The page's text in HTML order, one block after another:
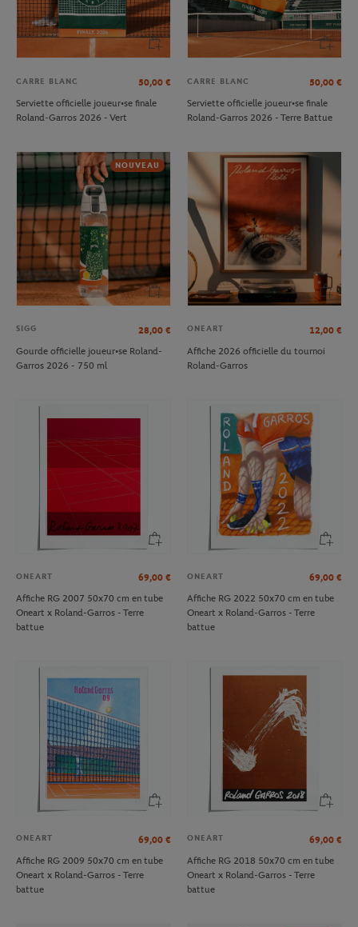
CARRE BLANC 50,00 €
Serviette officielle joueur•se finale
Roland-Garros 2026 - Vert
CARRE BLANC 50,00 €
Serviette officielle joueur•se finale
Roland-Garros 2026 - Terre Battue
NOUVEAU
SIGG 28,00 €
Gourde officielle joueur•se Roland-
Garros 2026 - 750 ml
ONEART 12,00 €
Affiche 2026 officielle du tournoi
Roland-Garros
ONEART 69,00 €
Affiche RG 2007 50x70 cm en tube
Oneart x Roland-Garros - Terre
battue
ONEART 69,00 €
Affiche RG 2022 50x70 cm en tube
Oneart x Roland-Garros - Terre
battue
ONEART 69,00 €
Affiche RG 2009 50x70 cm en tube
Oneart x Roland-Garros - Terre
battue
ONEART 69,00 €
Affiche RG 2018 50x70 cm en tube
Oneart x Roland-Garros - Terre
battue